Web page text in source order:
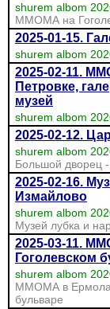
shurem albom
ММОМА на
2025-01-15.
shurem albom
2025-02-11.
Петровке,
музей
shurem albom
2025-02-12.
shurem albom
Большой дворец
2025-02-16.
Измайлово
shurem albom
Музей лубка и
2025-03-11.
Гоголевском
shurem albom
ММОМА в
бульваре